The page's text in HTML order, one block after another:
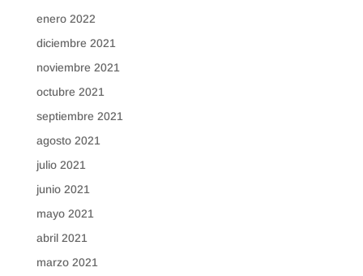
enero 2022
diciembre 2021
noviembre 2021
octubre 2021
septiembre 2021
agosto 2021
julio 2021
junio 2021
mayo 2021
abril 2021
marzo 2021